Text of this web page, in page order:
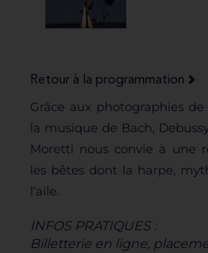
Retour à la programmation
Grâce aux photographies
la musique de Bach,
Moretti nous convie à une
les bêtes dont la harpe,
l’aile.
INFOS PRATIQUES :
Billetterie en ligne,